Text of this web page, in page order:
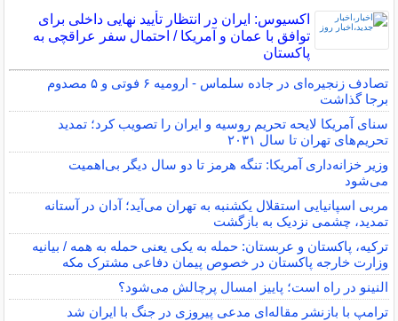
اکسیوس: ایران در انتظار تأیید نهایی داخلی برای
توافق با عمان و آمریکا / احتمال سفر عراقچی به
پاکستان
تصادف زنجیره‌ای در جاده سلماس - ارومیه ۶ فوتی و ۵ مصدوم
برجا گذاشت
سنای آمریکا لایحه تحریم روسیه و ایران را تصویب کرد؛ تمدید
تحریم‌های تهران تا سال ۲۰۳۱
وزیر خزانه‌داری آمریکا: تنگه هرمز تا دو سال دیگر بی‌اهمیت
می‌شود
مربی اسپانیایی استقلال یکشنبه به تهران می‌آید؛ آدان در آستانه
تمدید، چشمی نزدیک به بازگشت
ترکیه، پاکستان و عربستان: حمله به یکی یعنی حمله به همه / بیانیه
وزارت خارجه پاکستان در خصوص پیمان دفاعی مشترک مکه
النینو در راه است؛ پاییز امسال پرچالش می‌شود؟
ترامپ با بازنشر مقاله‌ای مدعی پیروزی در جنگ با ایران شد